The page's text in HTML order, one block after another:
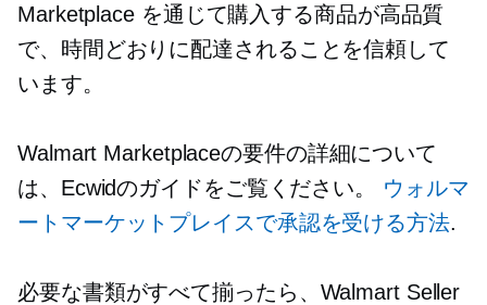
Marketplace を通じて購入する商品が高品質
で、時間どおりに配達されることを信頼して
います。
Walmart Marketplaceの要件の詳細について
は、Ecwidのガイドをご覧ください。 ウォルマ
ートマーケットプレイスで承認を受ける方法.
必要な書類がすべて揃ったら、Walmart Seller